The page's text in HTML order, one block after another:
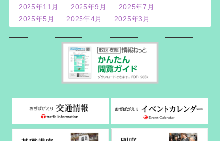
2025年11月
2025年9月
2025年7月
2025年5月
2025年4月 2025年3月